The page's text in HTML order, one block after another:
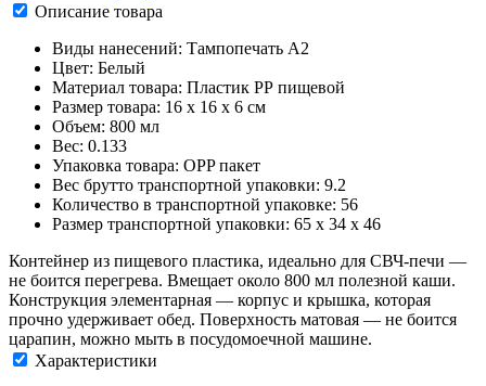
Описание товара
Виды нанесений: Тампопечать А2
Цвет: Белый
Материал товара: Пластик РР пищевой
Размер товара: 16 х 16 х 6 см
Объем: 800 мл
Вес: 0.133
Упаковка товара: OPP пакет
Вес брутто транспортной упаковки: 9.2
Количество в транспортной упаковке: 56
Размер транспортной упаковки: 65 x 34 x 46
Контейнер из пищевого пластика, идеально для СВЧ-печи —
не боится перегрева. Вмещает около 800 мл полезной каши.
Конструкция элементарная — корпус и крышка, которая
прочно удерживает обед. Поверхность матовая — не боится
царапин, можно мыть в посудомоечной машине.
Характеристики